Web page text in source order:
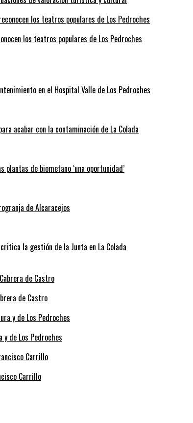
los teatros populares de Los Pedroches
en el Hospital Valle de Los Pedroches
acabar con la contaminación de La Colada
de biometano ‘una oportunidad’
de Alcaracejos
la gestión de la Junta en La Colada
de Castro
de Los Pedroches
Carrillo